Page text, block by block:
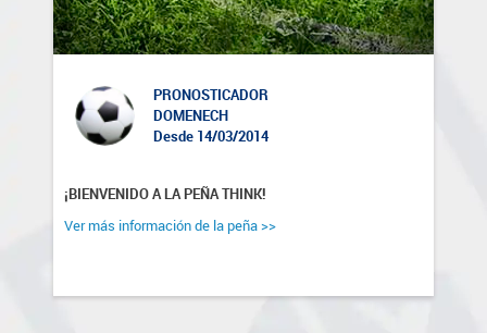
PRONOSTICADOR
DOMENECH
Desde 14/03/2014
¡BIENVENIDO A LA PEÑA THINK!
Ver más información de la peña >>